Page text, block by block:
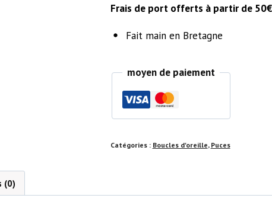
d'oreilles
mauves
Frais de port offerts à partir de
Fait main en Bretagne
moyen de paiement
Catégories : Boucles d'oreille, Puces
(0)